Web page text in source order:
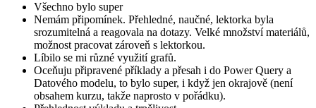
Všechno bylo super
Nemám připomínek. Přehledné, naučné, lektorka byla
srozumitelná a reagovala na dotazy. Velké množství materiálů,
možnost pracovat zároveň s lektorkou.
Líbilo se mi různé využití grafů.
Oceňuju připravené příklady a přesah i do Power Query a
Datového modelu, to bylo super, i když jen okrajově (není
obsahem kurzu, takže naprosto v pořádku).